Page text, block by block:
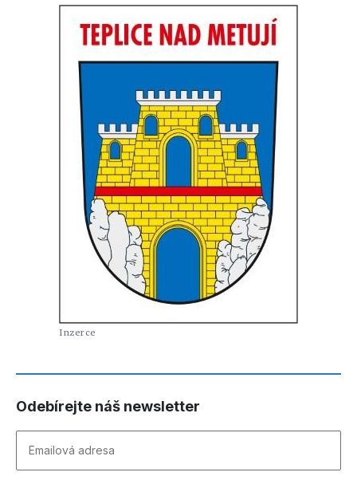
Odebírejte náš newsletter